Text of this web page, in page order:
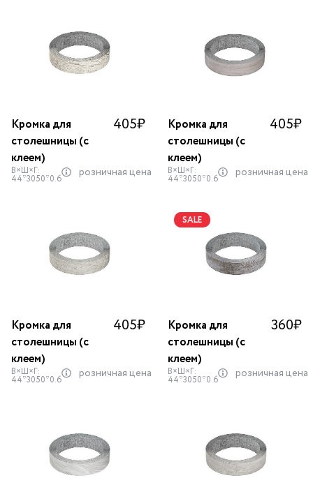
Кромка для
столешницы (с
клеем)
405₽
В×Ш×Г:
44*3050*0.6 розничная цена
Кромка для
столешницы (с
клеем)
405₽
В×Ш×Г:
44*3050*0.6 розничная цена
Кромка для
столешницы (с
клеем)
405₽
В×Ш×Г:
44*3050*0.6 розничная цена
Кромка для
столешницы (с
клеем)
360₽
В×Ш×Г:
44*3050*0.6 розничная цена
SALE